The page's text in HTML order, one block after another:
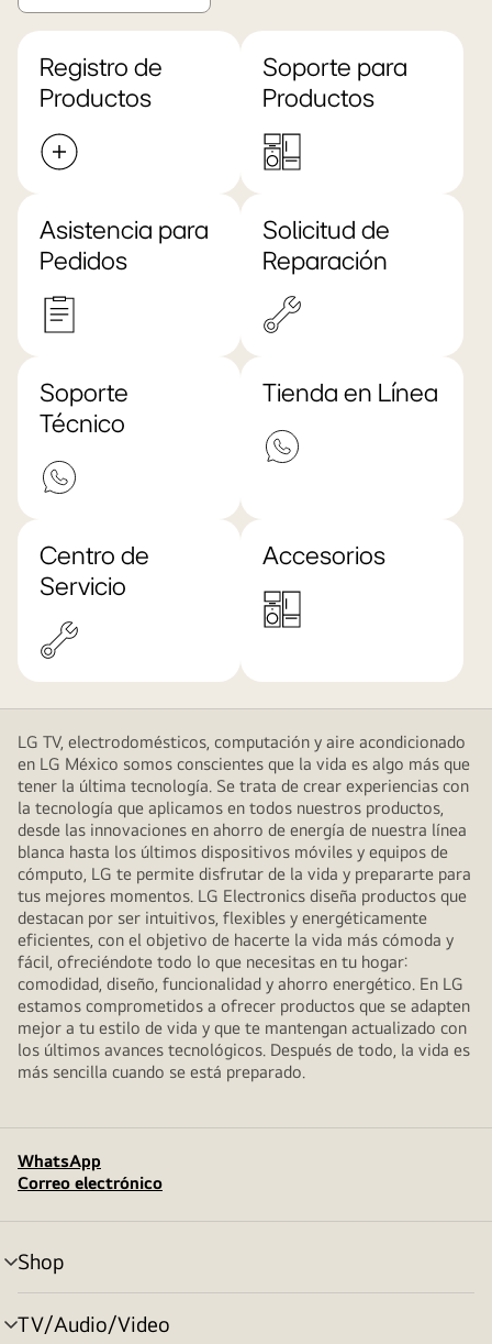
Registro de
Productos
Soporte para
Productos
Asistencia para
Pedidos
Solicitud de
Reparación
Soporte
Técnico
Tienda en Línea
Centro de
Servicio
Accesorios
LG TV, electrodomésticos, computación y aire acondicionado
en LG México somos conscientes que la vida es algo más que
tener la última tecnología. Se trata de crear experiencias con
la tecnología que aplicamos en todos nuestros productos,
desde las innovaciones en ahorro de energía de nuestra línea
blanca hasta los últimos dispositivos móviles y equipos de
cómputo, LG te permite disfrutar de la vida y prepararte para
tus mejores momentos. LG Electronics diseña productos que
destacan por ser intuitivos, flexibles y energéticamente
eficientes, con el objetivo de hacerte la vida más cómoda y
fácil, ofreciéndote todo lo que necesitas en tu hogar:
comodidad, diseño, funcionalidad y ahorro energético. En LG
estamos comprometidos a ofrecer productos que se adapten
mejor a tu estilo de vida y que te mantengan actualizado con
los últimos avances tecnológicos. Después de todo, la vida es
más sencilla cuando se está preparado.
WhatsApp
Correo electrónico
Shop
alternar
menú
TV/Audio/Video
alternar